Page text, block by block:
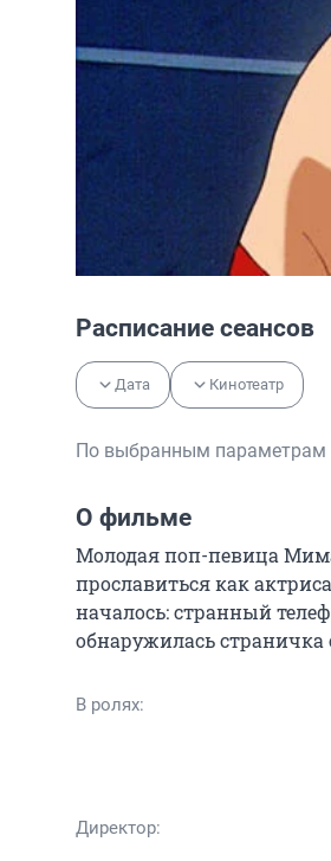
Расписание сеансов
Дата Кинотеатр
По выбранным параметрам
О фильме
Молодая поп-певица
прославиться как
началось: странный
обнаружилась
В ролях:
Директор: